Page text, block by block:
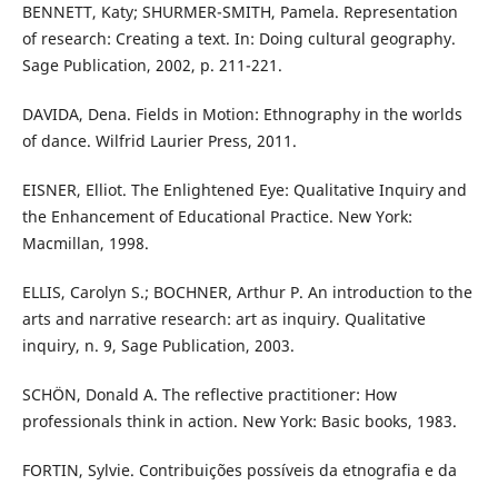
BENNETT, Katy; SHURMER-SMITH, Pamela. Representation
of research: Creating a text. In: Doing cultural geography.
Sage Publication, 2002, p. 211-221.
DAVIDA, Dena. Fields in Motion: Ethnography in the worlds
of dance. Wilfrid Laurier Press, 2011.
EISNER, Elliot. The Enlightened Eye: Qualitative Inquiry and
the Enhancement of Educational Practice. New York:
Macmillan, 1998.
ELLIS, Carolyn S.; BOCHNER, Arthur P. An introduction to the
arts and narrative research: art as inquiry. Qualitative
inquiry, n. 9, Sage Publication, 2003.
SCHÖN, Donald A. The reflective practitioner: How
professionals think in action. New York: Basic books, 1983.
FORTIN, Sylvie. Contribuições possíveis da etnografia e da